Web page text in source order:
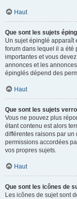
Haut
Que sont les sujets
Un sujet épinglé apparaît
forum dans lequel il a été
importantes et vous
annonces et les
épinglés dépend des
Haut
Que sont les sujets
Vous ne pouvez plus
étant contenu est alors
différentes raisons par un
permissions accordées
vos propres sujets.
Haut
Que sont les icônes de
Les icônes de sujet sont